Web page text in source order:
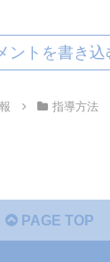
ントを書き込
指導方法
PAGE TOP